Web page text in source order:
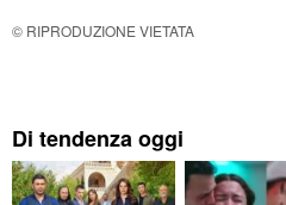
© RIPRODUZIONE VIETATA
Di tendenza oggi